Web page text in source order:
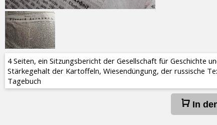
4 Seiten, ein Sitzungsbericht der Gesellschaft für Geschichte
Stärkegehalt der Kartoffeln, Wiesendüngung, der russische
Tagebuch
In